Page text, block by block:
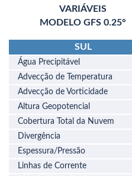
VARIÁVEIS
MODELO GFS 0.25°
SUL
Água Precipitável
Advecção de Temperatura
Advecção de Vorticidade
Altura Geopotencial
Cobertura Total da Nuvem
Divergência
Espessura/Pressão
Linhas de Corrente